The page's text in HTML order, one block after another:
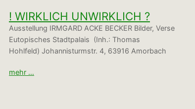
! WIRKLICH UNWIRKLICH ?
Ausstellung IRMGARD ACKE BECKER Bilder, Verse
Eutopisches Stadtpalais (Inh.: Thomas
Hohlfeld) Johannisturmstr. 4, 63916 Amorbach
mehr …